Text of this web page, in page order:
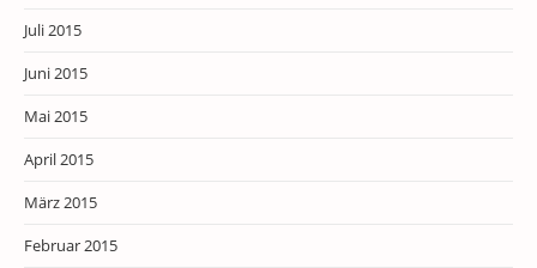
Juli 2015
Juni 2015
Mai 2015
April 2015
März 2015
Februar 2015